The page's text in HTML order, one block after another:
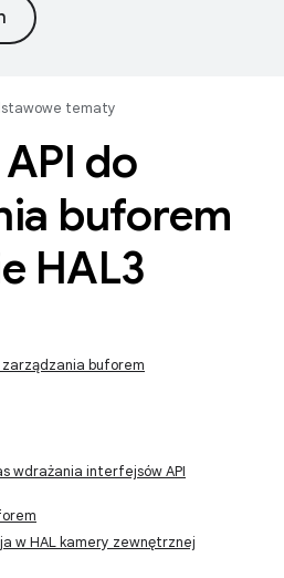
tematy
do
buforem
HAL3
buforem
wdrażania interfejsów API
w HAL kamery zewnętrznej